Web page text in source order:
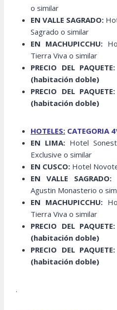
o similar
EN VALLE SAGRADO:
Sagrado o similar
EN MACHUPICCHU:
Tierra Viva o similar
PRECIO DEL PAQUETE:
(habitación doble)
PRECIO DEL PAQUETE:
(habitación doble)
HOTELES: CATEGORIA
EN LIMA:Hotel
Exclusive o similar
EN CUSCO: Hotel
EN VALLE SAGRADO:
Agustin Monasterio o
EN MACHUPICCHU:
Tierra Viva o similar
PRECIO DEL PAQUETE:
(habitación doble)
PRECIO DEL PAQUETE:
(habitación doble)
.